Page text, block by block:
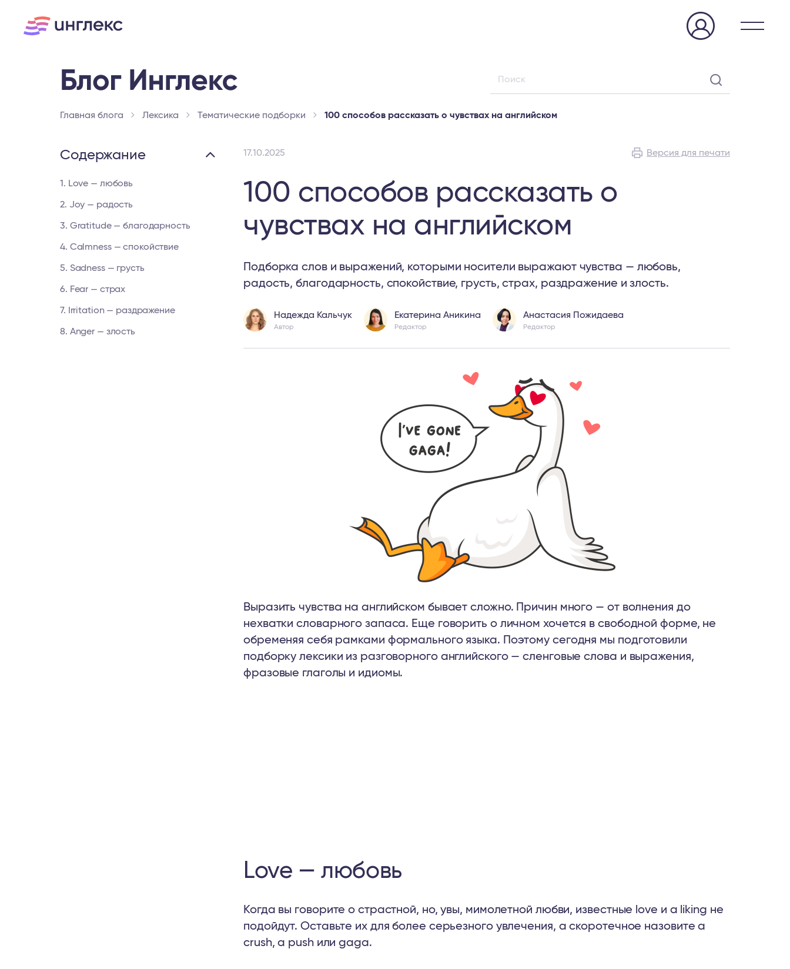
Главная блога Лексика Тематические подборки 100 способов рассказать о чувствах на английском
17.10.2025 Версия для печати
100 способов рассказать о
чувствах на английском
Подборка слов и выражений, которыми носители выражают чувства — любовь,
радость, благодарность, спокойствие, грусть, страх, раздражение и злость.
Надежда Кальчук
Автор
Екатерина Аникина
Редактор
Анастасия Пожидаева
Редактор
Выразить чувства на английском бывает сложно. Причин много — от волнения до
нехватки словарного запаса. Еще говорить о личном хочется в свободной форме, не
обременяя себя рамками формального языка. Поэтому сегодня мы подготовили
подборку лексики из разговорного английского — сленговые слова и выражения,
фразовые глаголы и идиомы.
Love — любовь
Когда вы говорите о страстной, но, увы, мимолетной любви, известные love и a liking не
подойдут. Оставьте их для более серьезного увлечения, а скоротечное назовите a
crush, a push или gaga.
Содержание
1. Love — любовь
2. Joy — радость
3. Gratitude — благодарность
4. Calmness — спокойствие
5. Sadness — грусть
6. Fear — страх
7. Irritation — раздражение
8. Anger — злость